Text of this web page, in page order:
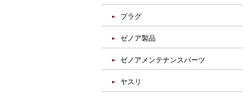
プラグ
ゼノア製品
ゼノアメンテナンスパーツ
ヤスリ